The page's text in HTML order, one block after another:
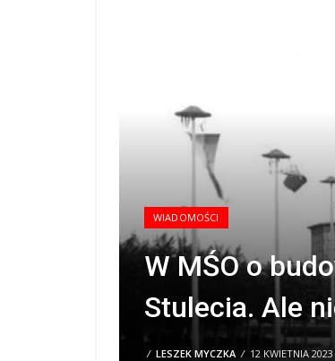
WIADOMOŚCI
W MŚO o
Stulecia. Ale
/ LESZEK MYCZKA / 12 KWIETNIA